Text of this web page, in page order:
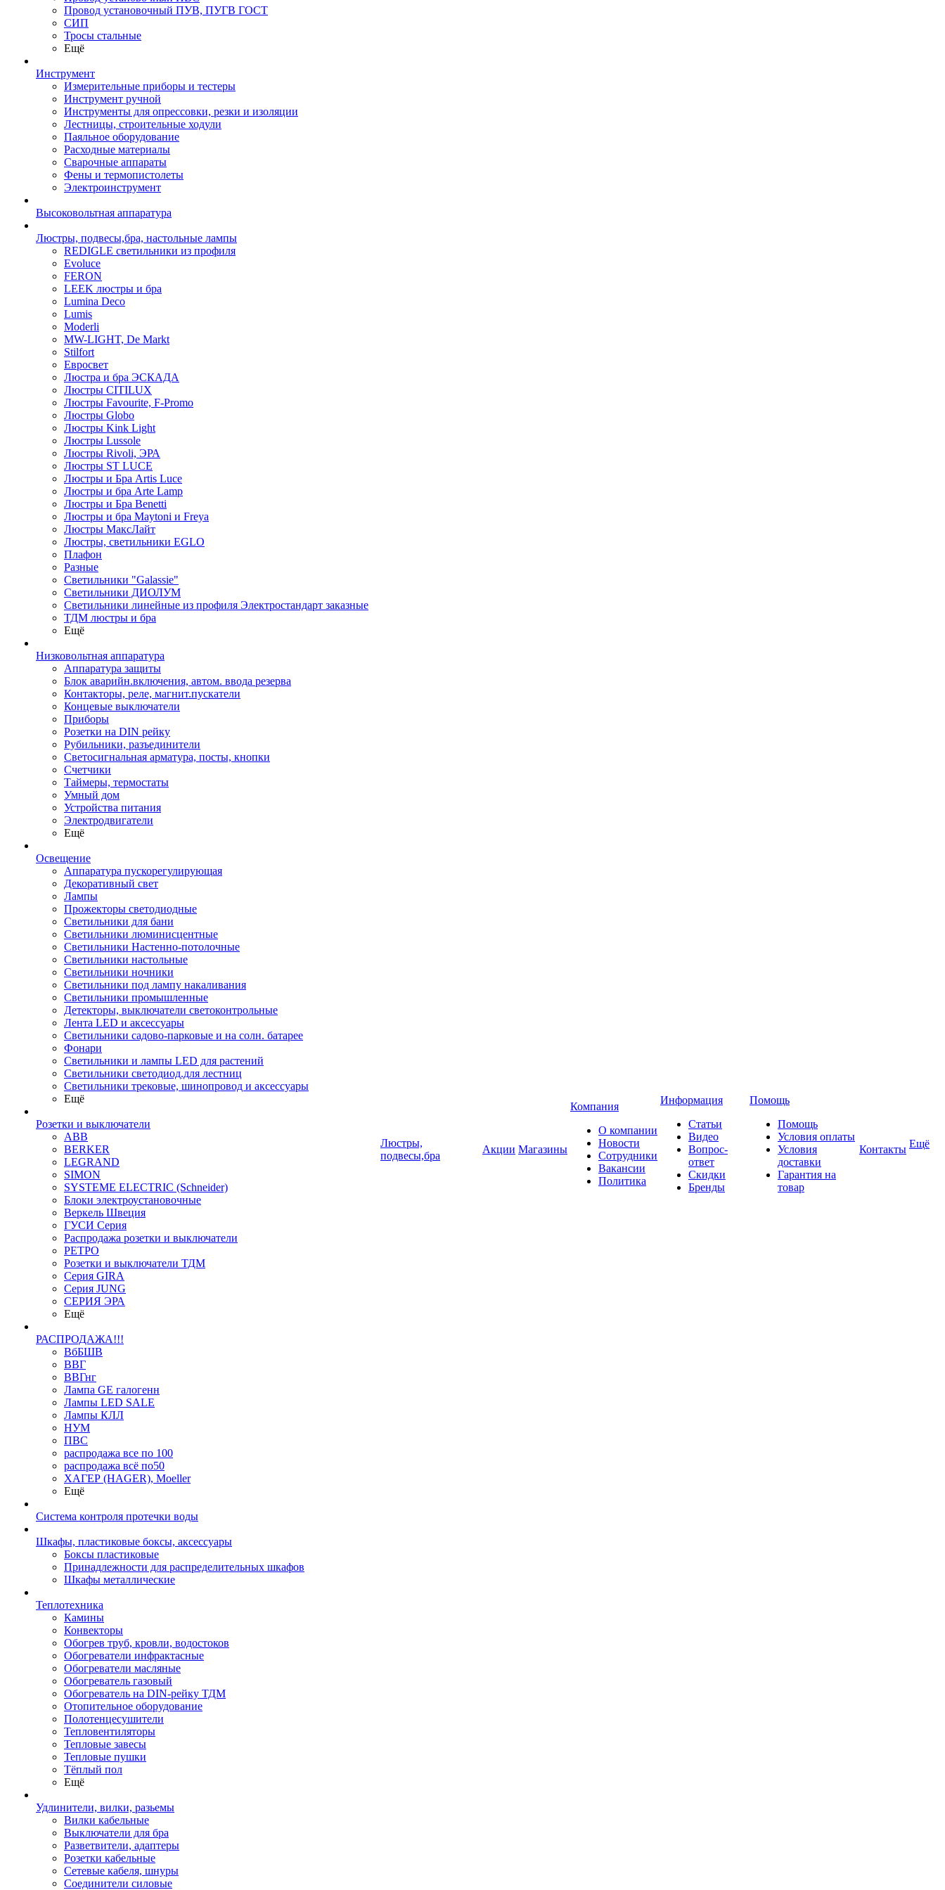
Провод установочный ПУВ, ПУГВ ГОСТ
СИП
Тросы стальные
Ещё
Инструмент
Измерительные приборы и тестеры
Инструмент ручной
Инструменты для опрессовки, резки и изоляции
Лестницы, строительные ходули
Паяльное оборудование
Расходные материалы
Сварочные аппараты
Фены и термопистолеты
Электроинструмент
Высоковольтная аппаратура
Люстры, подвесы,бра, настольные лампы
REDIGLE светильники из профиля
Evoluce
FERON
LEEK люстры и бра
Lumina Deco
Lumis
Moderli
MW-LIGHT, De Markt
Stilfort
Евросвет
Люстра и бра ЭСКАДА
Люстры CITILUX
Люстры Favourite, F-Promo
Люстры Globo
Люстры Kink Light
Люстры Lussole
Люстры Rivoli, ЭРА
Люстры ST LUCE
Люстры и Бра Artis Luce
Люстры и бра Arte Lamp
Люстры и Бра Benetti
Люстры и бра Maytoni и Freya
Люстры МаксЛайт
Люстры, светильники EGLO
Плафон
Разные
Светильники "Galassie"
Светильники ДИОЛУМ
Светильники линейные из профиля Электростандарт заказные
ТДМ люстры и бра
Ещё
Низковольтная аппаратура
Аппаратура защиты
Блок аварийн.включения, автом. ввода резерва
Контакторы, реле, магнит.пускатели
Концевые выключатели
Приборы
Розетки на DIN рейку
Рубильники, разъединители
Светосигнальная арматура, посты, кнопки
Счетчики
Таймеры, термостаты
Умный дом
Устройства питания
Электродвигатели
Ещё
Освещение
Аппаратура пускорегулирующая
Декоративный свет
Лампы
Прожекторы светодиодные
Светильники для бани
Светильники люминисцентные
Светильники Настенно-потолочные
Светильники настольные
Светильники ночники
Светильники под лампу накаливания
Светильники промышленные
Детекторы, выключатели светоконтрольные
Лента LED и аксессуары
Светильники садово-парковые и на солн. батарее
Фонари
Светильники и лампы LED для растений
Светильники светодиод.для лестниц
Светильники трековые, шинопровод и аксессуары
Ещё
Розетки и выключатели
ABB
BERKER
LEGRAND
SIMON
SYSTEME ELECTRIC (Schneider)
Блоки электроустановочные
Веркель Швеция
ГУСИ Серия
Распродажа розетки и выключатели
РЕТРО
Розетки и выключатели ТДМ
Серия GIRA
Серия JUNG
СЕРИЯ ЭРА
Ещё
РАСПРОДАЖА!!!
ВбБШВ
ВВГ
ВВГнг
Лампа GE галогенн
Лампы LED SALE
Лампы КЛЛ
НУМ
ПВС
распродажа все по 100
распродажа всё по50
ХАГЕР (HAGER), Moeller
Ещё
Система контроля протечки воды
Шкафы, пластиковые боксы, аксессуары
Боксы пластиковые
Принадлежности для распределительных шкафов
Шкафы металлические
Теплотехника
Камины
Конвекторы
Обогрев труб, кровли, водостоков
Обогреватели инфрактасные
Обогреватели масляные
Обогреватель газовый
Обогреватель на DIN-рейку ТДМ
Отопительное оборудование
Полотенцесушители
Тепловентиляторы
Тепловые завесы
Тепловые пушки
Тёплый пол
Ещё
Удлинители, вилки, разьемы
Вилки кабельные
Выключатели для бра
Разветвители, адаптеры
Розетки кабельные
Сетевые кабеля, шнуры
Соединители силовые
Люстры,
подвесы,бра
Акции Магазины
Компания
О компании
Новости
Сотрудники
Вакансии
Политика
Информация
Статьи
Видео
Вопрос-
ответ
Скидки
Бренды
Помощь
Помощь
Условия оплаты
Условия
доставки
Гарантия на
товар
Контакты Ещё